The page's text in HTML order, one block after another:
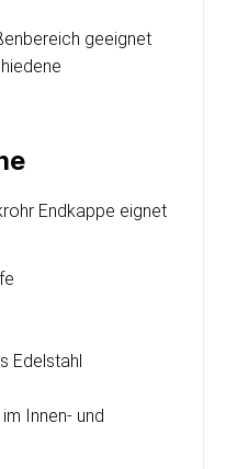
geeignet
Endkappe eignet
Edelstahl
Innen- und